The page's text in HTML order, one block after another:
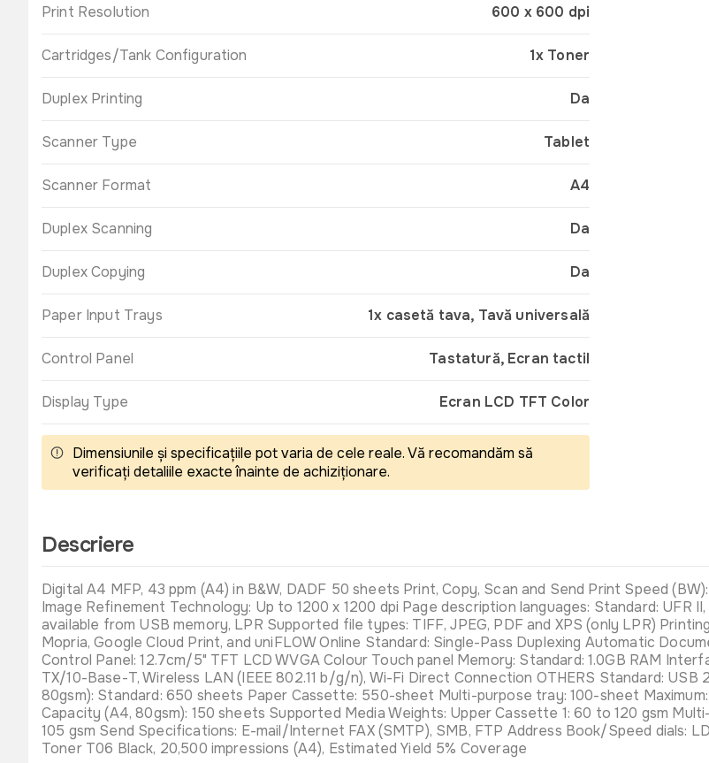
Print Resolution 600 x 600 dpi
Cartridges/Tank Configuration 1x Toner
Duplex Printing Da
Scanner Type Tablet
Scanner Format A4
Duplex Scanning Da
Duplex Copying Da
Paper Input Trays 1x casetă tava, Tavă universală
Control Panel Tastatură, Ecran tactil
Display Type Ecran LCD TFT Color
Dimensiunile și specificațiile pot varia de cele reale. Vă recomandăm să
verificați detaliile exacte înainte de achiziționare.
Descriere
Digital A4 MFP, 43 ppm (A4) in B&W, DADF 50 sheets Print, Copy, Scan and Send Print Speed
Image Refinement Technology: Up to 1200 x 1200 dpi Page description languages: Standard:
available from USB memory, LPR Supported file types: TIFF, JPEG, PDF and XPS (only LPR)
Mopria, Google Cloud Print, and uniFLOW Online Standard: Single-Pass Duplexing Automatic
Control Panel: 12.7cm/5" TFT LCD WVGA Colour Touch panel Memory: Standard: 1.0GB RAM
TX/10-Base-T, Wireless LAN (IEEE 802.11 b/g/n), Wi-Fi Direct Connection OTHERS Standard:
80gsm): Standard: 650 sheets Paper Cassette: 550-sheet Multi-purpose tray: 100-sheet
Capacity (A4, 80gsm): 150 sheets Supported Media Weights: Upper Cassette 1: 60 to 120 gsm
105 gsm Send Specifications: E-mail/Internet FAX (SMTP), SMB, FTP Address Book/Speed dials:
Toner T06 Black, 20,500 impressions (A4), Estimated Yield 5% Coverage